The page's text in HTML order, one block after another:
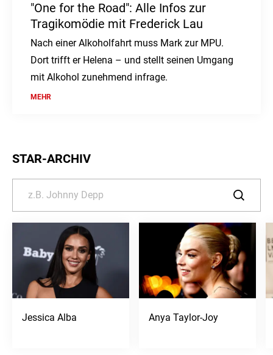
"One for the Road": Alle Infos zur
Tragikomödie mit Frederick Lau
Nach einer Alkoholfahrt muss Mark zur MPU.
Dort trifft er Helena – und stellt seinen Umgang
mit Alkohol zunehmend infrage.
MEHR
STAR-ARCHIV
Jessica Alba Anya Taylor-Joy